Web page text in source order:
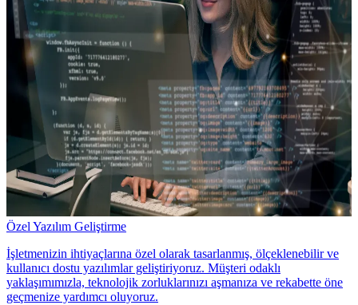
Özel Yazılım Geliştirme
İşletmenizin ihtiyaçlarına özel olarak tasarlanmış, ölçeklenebilir ve
kullanıcı dostu yazılımlar geliştiriyoruz. Müşteri odaklı
yaklaşımımızla, teknolojik zorluklarınızı aşmanıza ve rekabette öne
geçmenize yardımcı oluyoruz.